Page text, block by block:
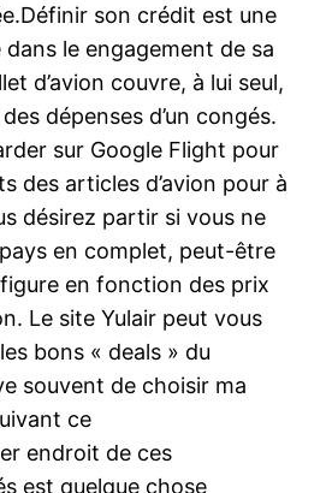
son crédit est une
le engagement de sa
d’avion couvre, à lui seul,
dépenses d’un congés.
sur Google Flight pour
des articles d’avion pour à
désirez partir si vous ne
en complet, peut-être
en fonction des prix
Le site Yulair peut vous
bons « deals » du
souvent de choisir ma
ce
endroit de ces
est quelque chose